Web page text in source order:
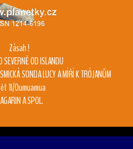
Zásah !
SEVERNĚ OD ISLANDU
SONDA LUCY A MÍŘÍ K TRÓJANŮM
1I/Oumuamua
A SPOL.